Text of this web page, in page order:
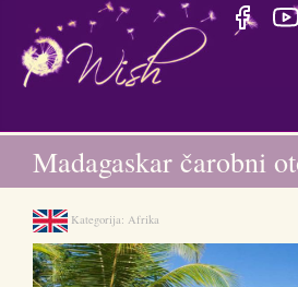
Madagaskar čarobni
Kategorija: Afrika